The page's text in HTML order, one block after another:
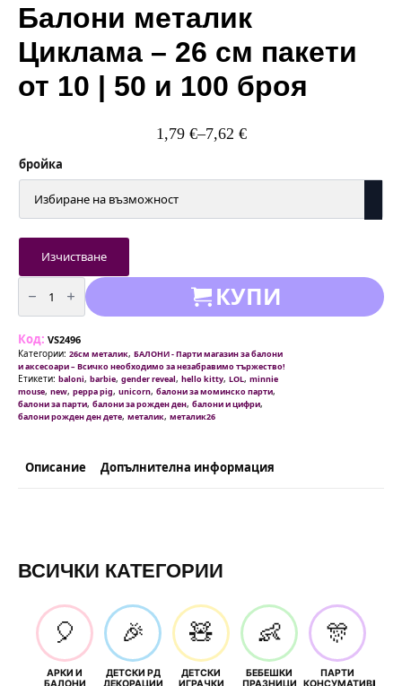
Балони металик
Циклама – 26 см пакети
от 10 | 50 и 100 броя
1,79 €–7,62 €
Price
1,79 €
through
7,62 €
бройка
Изчистване
количество
за
Балони
металик
-
26
см
пакети
от
10
|
50
КУПИ
Код: VS2496
Категории: 26см металик, БАЛОНИ - Парти магазин за балони
и аксесоари – Всичко необходимо за незабравимо тържество!
Етикети: baloni, barbie, gender reveal, hello kitty, LOL, minnie
mouse, new, peppa pig, unicorn, балони за моминско парти,
балони за парти, балони за рожден ден, балони и цифри,
балони рожден ден дете, металик, металик26
Описание Допълнителна информация
ВСИЧКИ КАТЕГОРИИ
🎈
АРКИ И
БАЛОНИ
🎉
ДЕТСКИ РД
ДЕКОРАЦИИ
🧸
ДЕТСКИ
ИГРАЧКИ
👶
БЕБЕШКИ
ПРАЗНИЦИ
🎊
ПАРТИ
КОНСУМАТИВИ